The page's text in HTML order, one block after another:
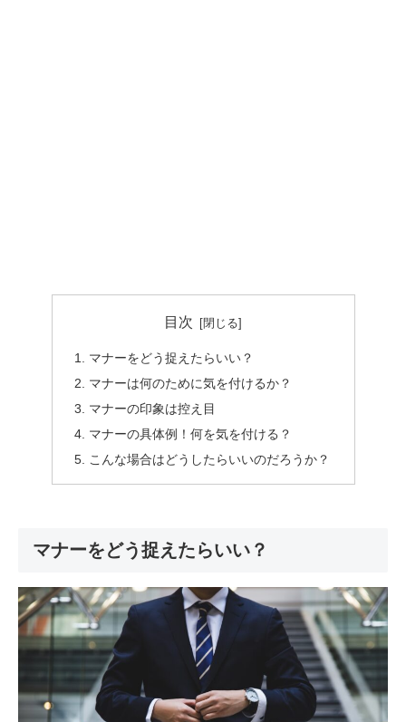
目次
マナーをどう捉えたらいい？
マナーは何のために気を付けるか？
マナーの印象は控え目
マナーの具体例！何を気を付ける？
こんな場合はどうしたらいいのだろうか？
マナーをどう捉えたらいい？